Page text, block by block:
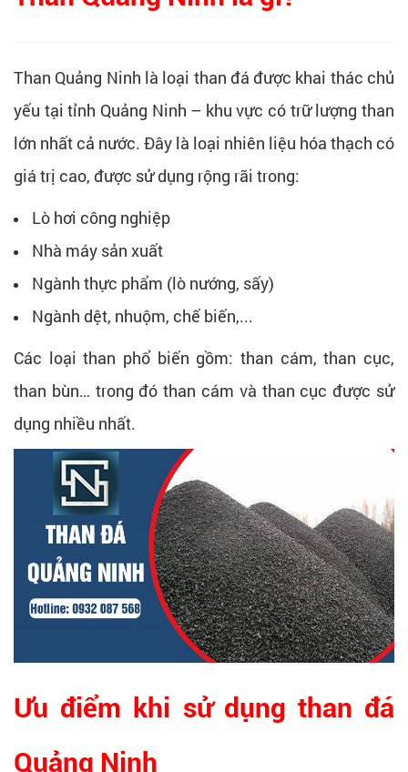
Than Quảng Ninh là loại than đá được khai thác chủ
yếu tại tỉnh Quảng Ninh – khu vực có trữ lượng than
lớn nhất cả nước. Đây là loại nhiên liệu hóa thạch có
giá trị cao, được sử dụng rộng rãi trong:
Lò hơi công nghiệp
Nhà máy sản xuất
Ngành thực phẩm (lò nướng, sấy)
Ngành dệt, nhuộm, chế biến,...
Các loại than phổ biến gồm: than cám, than cục,
than bùn… trong đó than cám và than cục được sử
dụng nhiều nhất.
Ưu điểm khi sử dụng than đá
Quảng Ninh